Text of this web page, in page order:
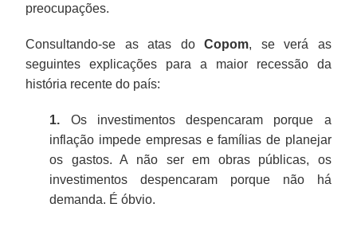
preocupações.
Consultando-se as atas doCopom, se verá as
seguintes explicações para a maior recessão da
história recente do país:
1. Os investimentos despencaram porque a
inflação impede empresas e famílias de planejar
os gastos. A não ser em obras públicas, os
investimentos despencaram porque não há
demanda. É óbvio.